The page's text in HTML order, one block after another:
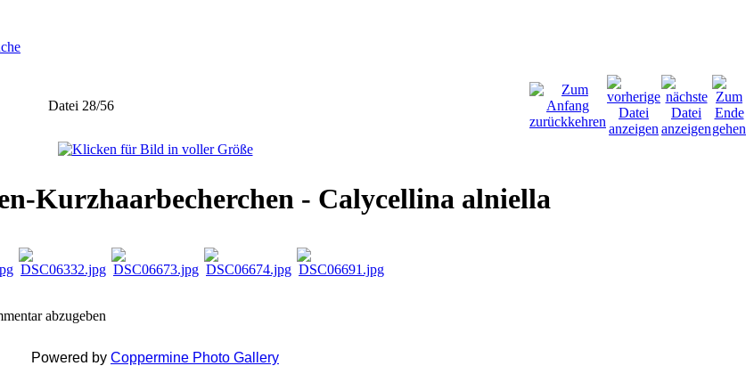
Datei 28/56
Kurzhaarbecherchen - Calycellina alniella
abzugeben
Powered by Coppermine Photo Gallery